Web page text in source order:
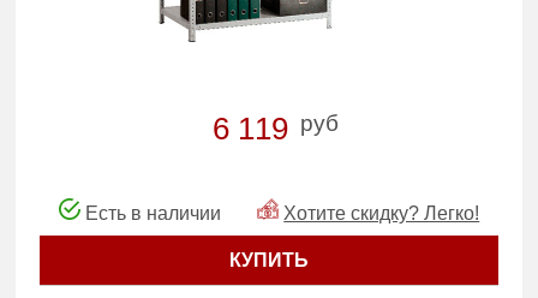
6 119 руб
Есть в наличии Хотите скидку? Легко!
КУПИТЬ